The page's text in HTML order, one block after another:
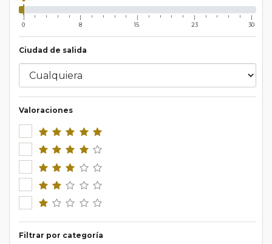
0 8 15 23 30
Ciudad de salida
Valoraciones
Filtrar por categoría